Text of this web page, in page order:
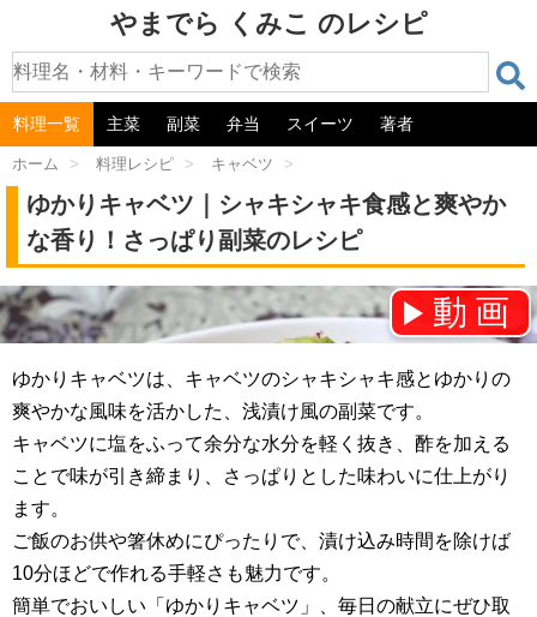
やまでら くみこ のレシピ
料理一覧 主菜 副菜 弁当 スイーツ 著者
ホーム > 料理レシピ > キャベツ >
ゆかりキャベツ｜シャキシャキ食感と爽やか
な香り！さっぱり副菜のレシピ
動画
チャンネル登録をお願いします！⇒
ゆかりキャベツは、キャベツのシャキシャキ感とゆかりの
爽やかな風味を活かした、浅漬け風の副菜です。
キャベツに塩をふって余分な水分を軽く抜き、酢を加える
ことで味が引き締まり、さっぱりとした味わいに仕上がり
ます。
ご飯のお供や箸休めにぴったりで、漬け込み時間を除けば
10分ほどで作れる手軽さも魅力です。
簡単でおいしい「ゆかりキャベツ」、毎日の献立にぜひ取